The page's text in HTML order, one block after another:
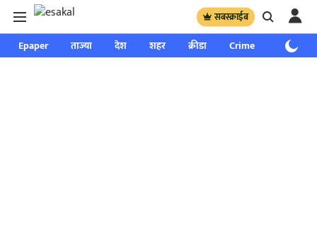
सबस्क्राईब
Epaper ताज्या देश शहर क्रीडा Crime साप्ताहिक